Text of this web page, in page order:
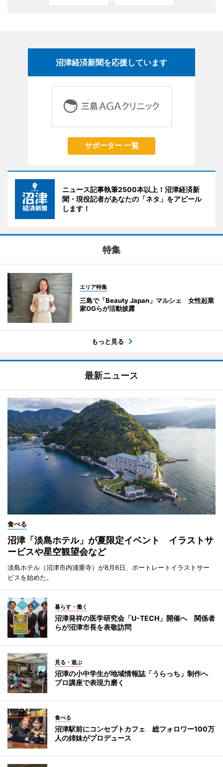
沼津経済新聞を応援しています
サポーター 一覧
ニュース記事執筆2500本以上！沼津経済新
聞・現役記者があなたの「ネタ」をアピール
します！
特集
エリア特集
三島で「Beauty Japan」マルシェ 女性起業
家OGらが活動披露
もっと見る
最新ニュース
食べる
沼津「淡島ホテル」が夏限定イベント イラストサ
ービスや星空観望会など
淡島ホテル（沼津市内浦重寺）が8月6日、ポートレートイラストサー
ビスを始めた。
暮らす・働く
沼津発祥の医学研究会「U-TECH」開催へ 関係者
らが沼津市長を表敬訪問
見る・遊ぶ
沼津の小中学生が地域情報誌「うらっち」制作へ
プロ講座で表現力磨く
食べる
沼津駅前にコンセプトカフェ 総フォロワー100万
人の姉妹がプロデュース